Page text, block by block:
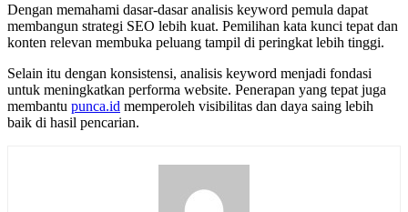
Dengan memahami dasar-dasar analisis keyword pemula dapat
membangun strategi SEO lebih kuat. Pemilihan kata kunci tepat dan
konten relevan membuka peluang tampil di peringkat lebih tinggi.
Selain itu dengan konsistensi, analisis keyword menjadi fondasi
untuk meningkatkan performa website. Penerapan yang tepat juga
membantu punca.id memperoleh visibilitas dan daya saing lebih
baik di hasil pencarian.